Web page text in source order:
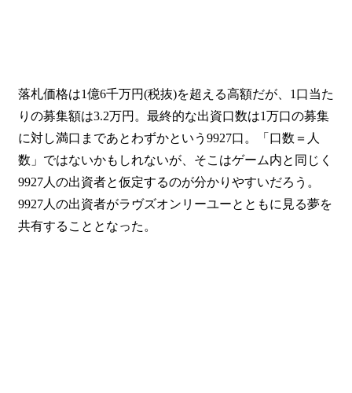
落札価格は1億6千万円(税抜)を超える高額だが、1口当た
りの募集額は3.2万円。最終的な出資口数は1万口の募集
に対し満口まであとわずかという9927口。「口数＝人
数」ではないかもしれないが、そこはゲーム内と同じく
9927人の出資者と仮定するのが分かりやすいだろう。
9927人の出資者がラヴズオンリーユーとともに見る夢を
共有することとなった。